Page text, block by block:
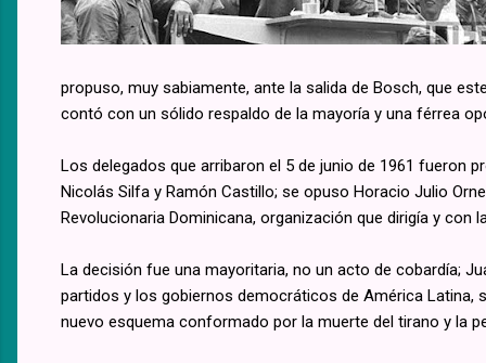
propuso, muy sabiamente, ante la salida de Bosch, que
contó con un sólido respaldo de la mayoría y una férrea
Los delegados que arribaron el 5 de junio de 1961 fueron
Nicolás Silfa y Ramón Castillo; se opuso Horacio Julio
Revolucionaria Dominicana, organización que dirigía y
La decisión fue una mayoritaria, no un acto de cobardía;
partidos y los gobiernos democráticos de América Latina,
nuevo esquema conformado por la muerte del tirano y la